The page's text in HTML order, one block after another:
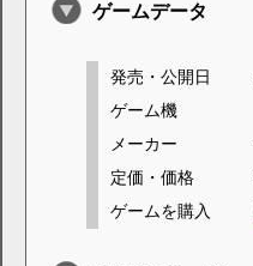
ゲームデータ
発売・公開日
ゲーム機
メーカー
定価・価格
ゲームを購入